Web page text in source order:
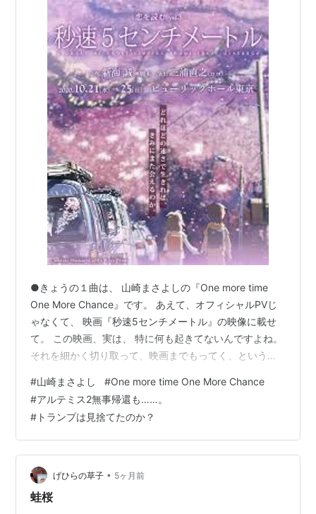
●きょうの１曲は、 山崎まさよしの『One more time
One More Chance』です。 あえて、オフィシャルPVじ
ゃなくて、 映画『秒速5センチメートル』の映像に載せ
て。 この映画、実は、 特に何も起きてないんですよね。
それを細かく切り取って、映画までもってく、という。
んでもいい。と書いてありました。 要はそれを、小説ま
で持って行けるか、だと。 そう思えば、 日常生活にはさ
まざまなドラマが溢れている。 という事になりますね。
見逃すのはもったいないですよ！！ ●アルテミス2無事帰
還も……。 帰還時の映像からある疑問が……。…
#山崎まさよし #One more time One More Chance
#アルテミス2無事帰還も……。
# トランプは見捨てたのか？
げひらの草子 • 5ヶ月前
蛙桜